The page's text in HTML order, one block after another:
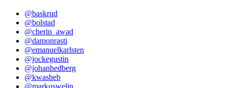
@baskrud
@bolstad
@cherin_awad
@damonrasti
@emanuelkarlsten
@jockegustin
@johanhedberg
@kwasbeb
@markuswelin